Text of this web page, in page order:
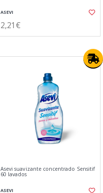
ASEVI
2,21€
Asevi suavizante concentrado Sensitif
60 lavados
ASEVI